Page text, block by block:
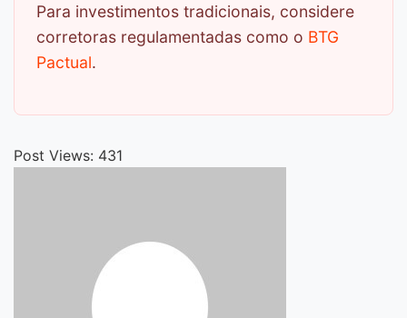
Para investimentos tradicionais, considere
corretoras regulamentadas como o BTG
Pactual.
Post Views: 431